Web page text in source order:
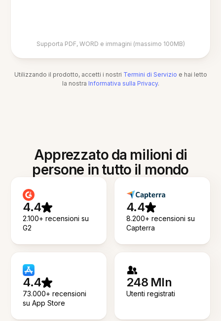
Supporta PDF, WORD e immagini (massimo 100MB)
Utilizzando il prodotto, accetti i nostri Termini di Servizio e hai letto
la nostra Informativa sulla Privacy.
Apprezzato da milioni di
persone in tutto il mondo
4.4
2.100+ recensioni su
G2
4.4
8.200+ recensioni su
Capterra
4.4
73.000+ recensioni
su App Store
248 Mln
Utenti registrati